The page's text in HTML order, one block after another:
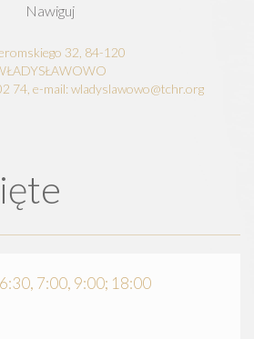
Nawiguj
32, 84-120
74, e-mail: wladyslawowo@tchr.org
7:00, 9:00; 18:00